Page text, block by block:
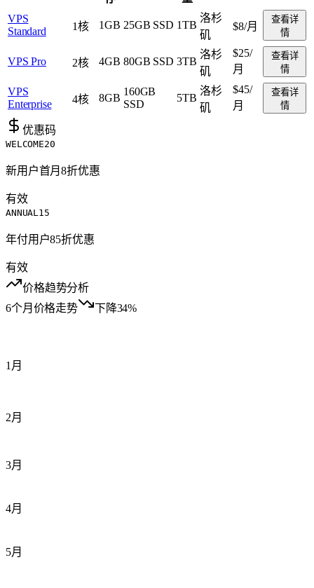
VPS
Standard
1核 1GB 25GB SSD 1TB
洛杉
矶
$8/月
查看详
情
VPS Pro 2核 4GB 80GB SSD 3TB
洛杉
矶
$25/
月
查看详
情
VPS
Enterprise
4核 8GB
160GB
SSD
5TB
洛杉
矶
$45/
月
查看详
情
优惠码
WELCOME20
新用户首月8折优惠
有效
ANNUAL15
年付用户85折优惠
有效
价格趋势分析
6个月价格走势
下降34%
1月
2月
3月
4月
5月